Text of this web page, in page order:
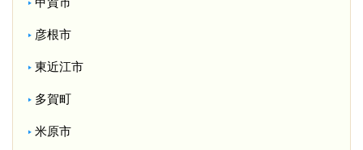
彦根市
東近江市
多賀町
米原市